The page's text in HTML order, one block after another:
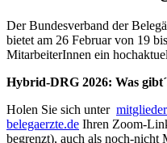
Der Bundesverband der
bietet am 26 Februar von 19
MitarbeiterInnen ein
Hybrid-DRG 2026: Was
Holen Sie sich unter
belegaerzte.de Ihren Zoom-
begrenzt), auch als noch-nicht